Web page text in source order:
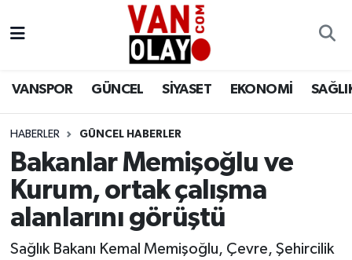
VANSPOR GÜNCEL SİYASET EKONOMİ
HABERLER GÜNCEL HABERLER
Bakanlar Memişoğlu ve
Kurum, ortak çalışma
alanlarını görüştü
Sağlık Bakanı Kemal Memişoğlu, Çevre, Şehircilik
Siyaset
Sağlık
Van Nöbetçi Eczaneler
Van Namaz Vakitleri
Van Trafik Yoğunluk Haritası
Süper Lig Puan Durumu ve Fikstür